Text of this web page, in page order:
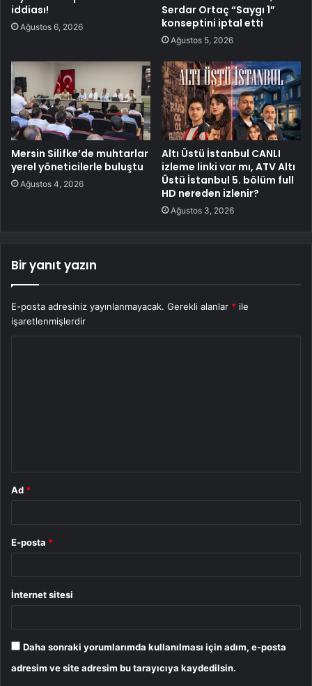
iddiası!
Ağustos 6, 2026
Serdar Ortaç “Saygı 1”
konseptini iptal etti
Ağustos 5, 2026
Mersin Silifke’de muhtarlar
yerel yöneticilerle buluştu
Ağustos 4, 2026
Altı Üstü İstanbul CANLI
izleme linki var mı, ATV Altı
Üstü İstanbul 5. bölüm full
HD nereden izlenir?
Ağustos 3, 2026
Bir yanıt yazın
E-posta adresiniz yayınlanmayacak. Gerekli alanlar * ile
işaretlenmişlerdir
Ad *
E-posta *
İnternet sitesi
Daha sonraki yorumlarımda kullanılması için adım, e-posta
adresim ve site adresim bu tarayıcıya kaydedilsin.